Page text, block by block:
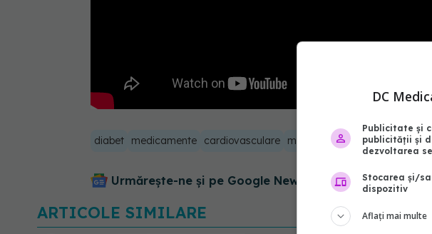
diabet medicamente cardiovasculare molecule gabriela radulian
Urmărește-ne și pe Google News - abonează‑te!
ARTICOLE SIMILARE
DC
Publicitate și
publicității și
dezvoltarea
Stocarea și/
dispozitiv
Aflați mai multe